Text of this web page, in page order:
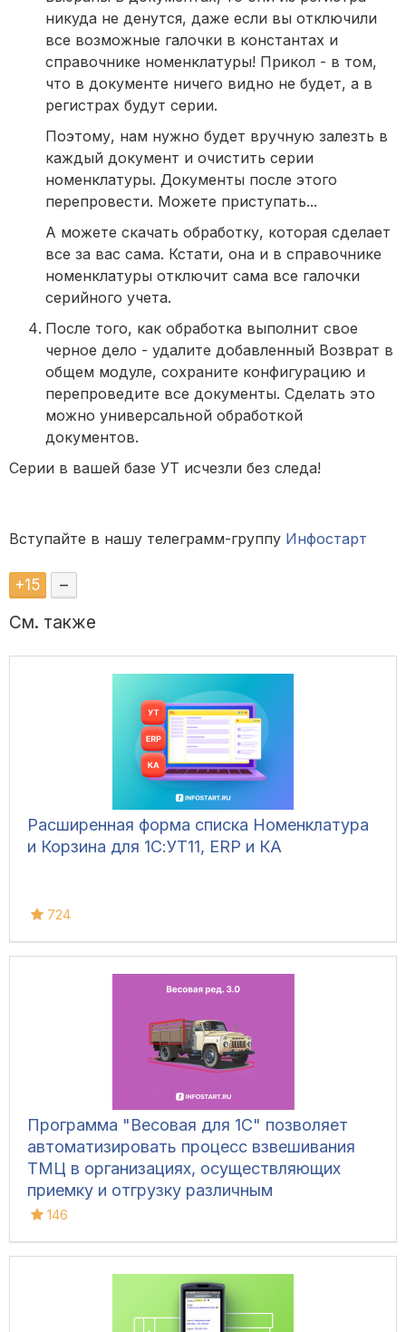
никуда не денутся, даже если вы отключили
все возможные галочки в константах и
справочнике номенклатуры! Прикол - в том,
что в документе ничего видно не будет, а в
регистрах будут серии.
Поэтому, нам нужно будет вручную залезть в
каждый документ и очистить серии
номенклатуры. Документы после этого
перепровести. Можете приступать...
А можете скачать обработку, которая сделает
все за вас сама. Кстати, она и в справочнике
номенклатуры отключит сама все галочки
серийного учета.
После того, как обработка выполнит свое
черное дело - удалите добавленный Возврат в
общем модуле, сохраните конфигурацию и
перепроведите все документы. Сделать это
можно универсальной обработкой
документов.
Серии в вашей базе УТ исчезли без следа!
Вступайте в нашу телеграмм-группу Инфостарт
+15 –
См. также
Расширенная форма списка Номенклатура
и Корзина для 1С:УТ11, ERP и КА
724
Программа "Весовая для 1С" позволяет
автоматизировать процесс взвешивания
ТМЦ в организациях, осуществляющих
приемку и отгрузку различным
транспортом, для ведения складского
Конфигурация позволяет фиксировать вес
вручную, напрямую с весов, а также
управлять дополнительным
оборудованием и контролировать
146